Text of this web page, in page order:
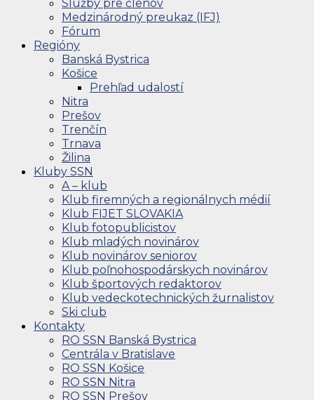
Služby pre členov
Medzinárodný preukaz (IFJ)
Fórum
Regióny
Banská Bystrica
Košice
Prehľad udalostí
Nitra
Prešov
Trenčín
Trnava
Žilina
Kluby SSN
A – klub
Klub firemných a regionálnych médií
Klub FIJET SLOVAKIA
Klub fotopublicistov
Klub mladých novinárov
Klub novinárov seniorov
Klub poľnohospodárskych novinárov
Klub športových redaktorov
Klub vedeckotechnických žurnalistov
Ski club
Kontakty
RO SSN Banská Bystrica
Centrála v Bratislave
RO SSN Košice
RO SSN Nitra
RO SSN Prešov